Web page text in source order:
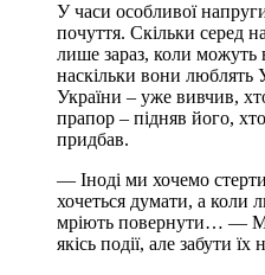
У часи особливої
почуття. Скільки серед
лише зараз, коли можуть
наскільки вони люблять
України – уже вивчив,
прапор – підняв його,
придбав.
— Іноді ми хочемо
хочеться думати, а коли
мріють повернути… —
якісь події, але забути